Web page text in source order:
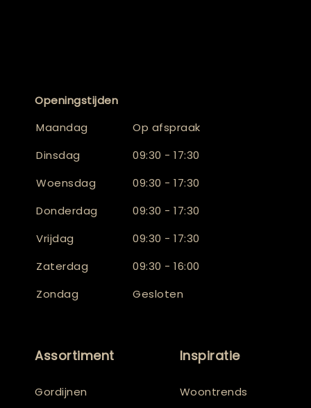
Openingstijden
Maandag
Op afspraak
Dinsdag
09:30 - 17:30
Woensdag
09:30 - 17:30
Donderdag
09:30 - 17:30
Vrijdag
09:30 - 17:30
Zaterdag
09:30 - 16:00
Zondag
Gesloten
Assortiment
Gordijnen
Inspiratie
Woontrends